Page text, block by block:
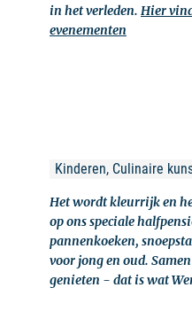
in het verleden. Hier
evenementen
Kinderen, Culinaire
Het wordt kleurrijk en
op ons speciale
pannenkoeken,
voor jong en oud.
genieten - dat is wat